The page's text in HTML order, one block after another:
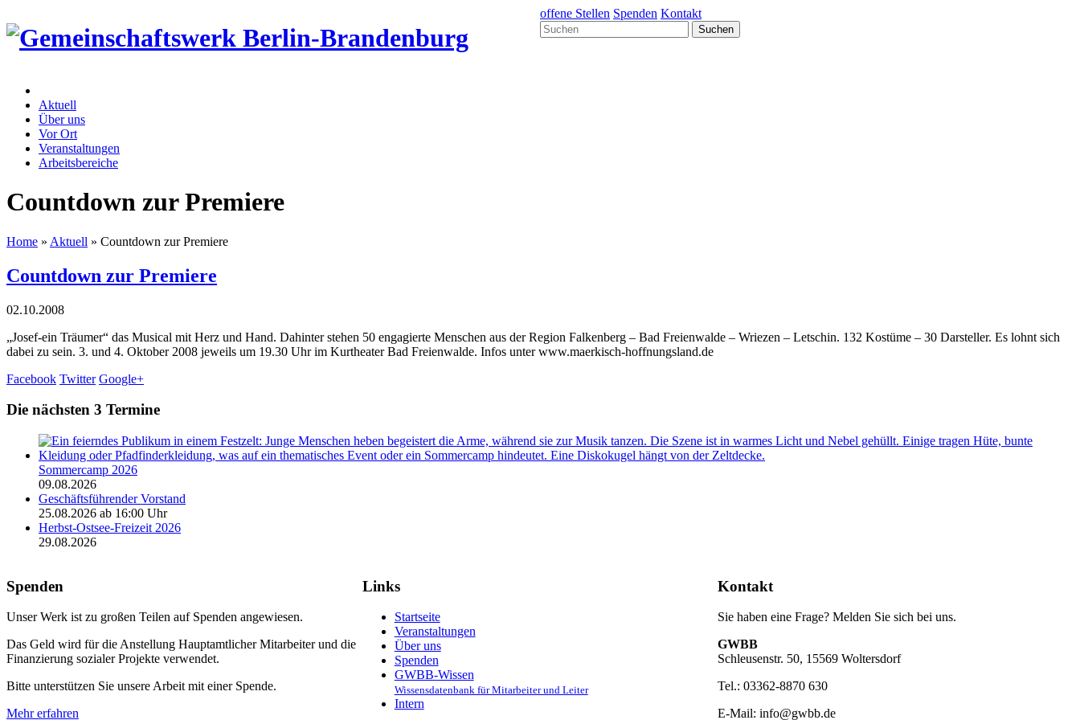
offene Stellen Spenden Kontakt
Aktuell
Über uns
Vor Ort
Veranstaltungen
Arbeitsbereiche
Countdown zur Premiere
Home » Aktuell » Countdown zur Premiere
Countdown zur Premiere
02.10.2008
„Josef-ein Träumer“ das Musical mit Herz und Hand. Dahinter stehen 50 engagierte Menschen aus der Region Falkenberg – Bad Freienwalde – Wriezen – Letschin. 132 Kostüme – 30 Darsteller. Es lohnt sich
dabei zu sein. 3. und 4. Oktober 2008 jeweils um 19.30 Uhr im Kurtheater Bad Freienwalde. Infos unter www.maerkisch-hoffnungsland.de
Facebook Twitter Google+
Die nächsten 3 Termine
Sommercamp 2026
09.08.2026
Geschäftsführender Vorstand
25.08.2026 ab 16:00 Uhr
Herbst-Ostsee-Freizeit 2026
29.08.2026
Spenden
Unser Werk ist zu großen Teilen auf Spenden angewiesen.
Das Geld wird für die Anstellung Hauptamtlicher Mitarbeiter und die
Finanzierung sozialer Projekte verwendet.
Bitte unterstützen Sie unsere Arbeit mit einer Spende.
Mehr erfahren
Links
Startseite
Veranstaltungen
Über uns
Spenden
GWBB-Wissen
Wissensdatenbank für Mitarbeiter und Leiter
Intern
Kontakt
Sie haben eine Frage? Melden Sie sich bei uns.
GWBB
Schleusenstr. 50, 15569 Woltersdorf
Tel.: 03362-8870 630
E-Mail: info@gwbb.de